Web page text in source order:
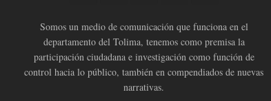
Somos un medio de comunicación que funciona en el
departamento del Tolima, tenemos como premisa la
participación ciudadana e investigación como función de
control hacia lo público, también en compendiados de nuevas
narrativas.